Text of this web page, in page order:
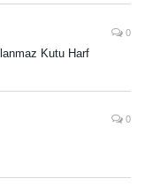
0
Kutu Harf
0